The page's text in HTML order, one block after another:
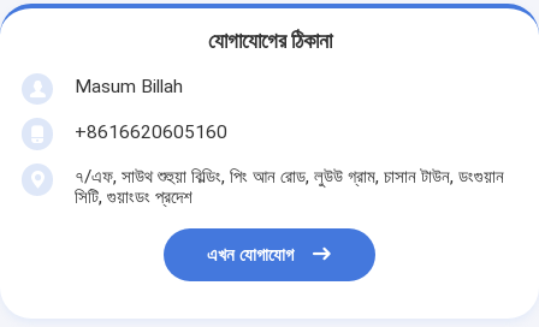
যোগাযোগের ঠিকানা
Masum Billah
+8616620605160
৭/এফ, সাউথ শুহুয়া বিল্ডিং, পিং আন রোড, লুউউ গ্রাম, চাসান টাউন, ডংগুয়ান
সিটি, গুয়াংডং প্রদেশ
এখন যোগাযোগ